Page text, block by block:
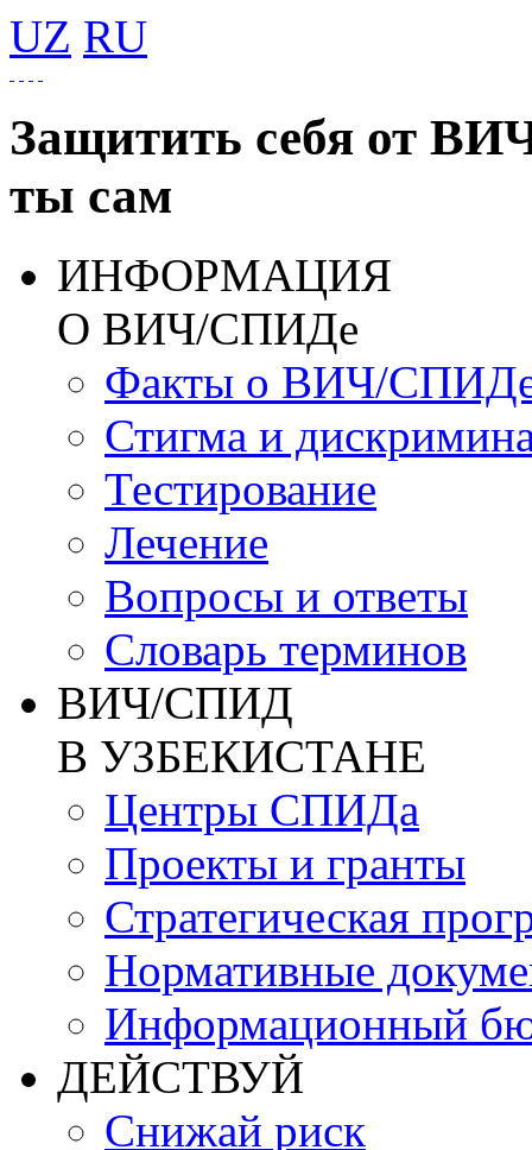
UZ RU
Защитить себя от
ты сам
ИНФОРМАЦИЯ
О ВИЧ/СПИДе
Факты о ВИЧ/
Стигма и
Тестирование
Лечение
Вопросы и ответы
Словарь терминов
ВИЧ/СПИД
В УЗБЕКИСТАНЕ
Центры СПИДа
Проекты и гранты
Стратегическая
Нормативные
Информационный
ДЕЙСТВУЙ
Снижай риск